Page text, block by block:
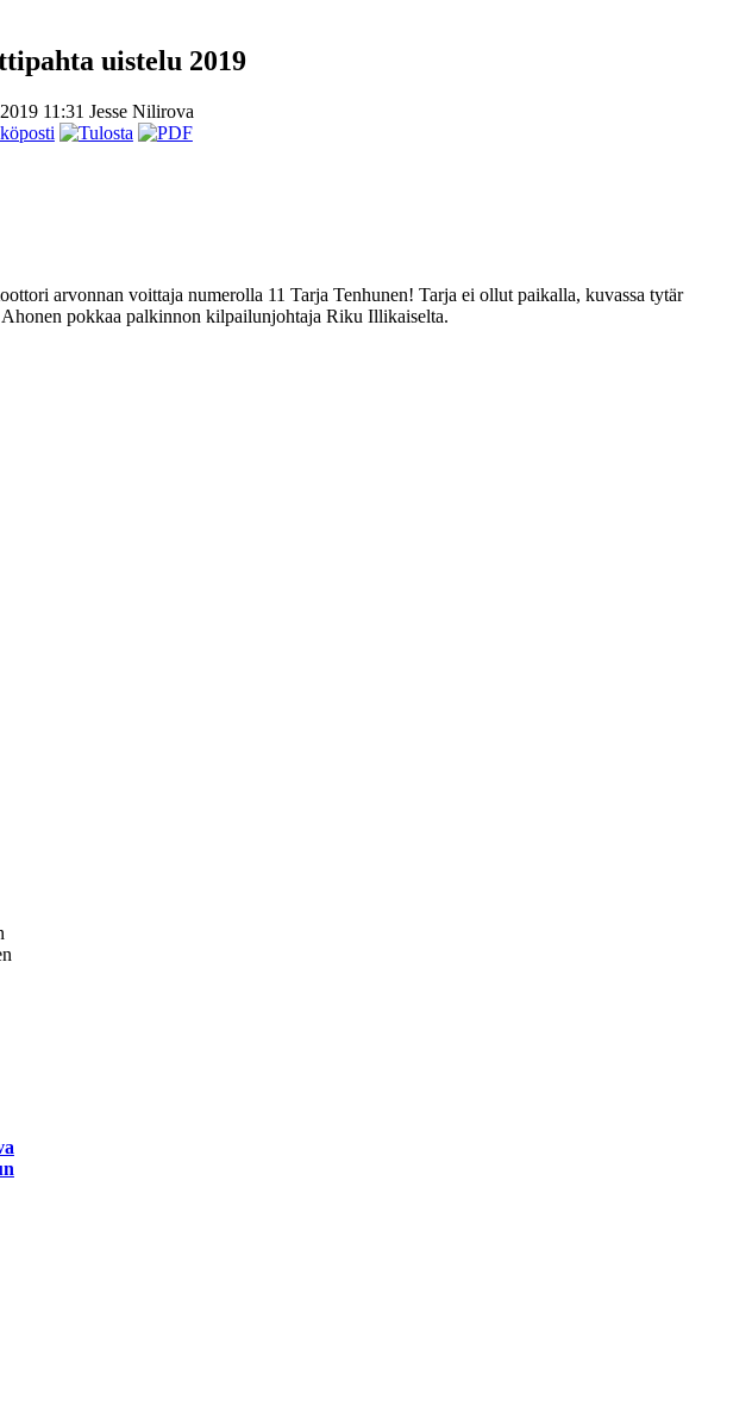
uistelu 2019
11:31 Jesse Nilirova
arvonnan voittaja numerolla 11 Tarja Tenhunen! Tarja ei ollut paikalla, kuvassa tytär
pokkaa palkinnon kilpailunjohtaja Riku Illikaiselta.